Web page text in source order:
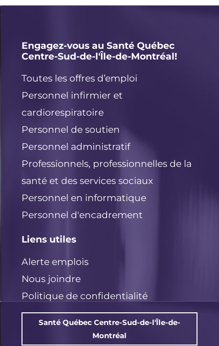
e
I
n
t
r
l
e
o
o
Engagez-vous au Santé Québec
Centre-Sud-de-l'Île-de-Montréal!
Toutes les offres d’emploi
Personnel infirmier et
cardiorespiratoire
Personnel de soutien
Personnel administratif
Professionnels, professionnelles de la
santé et des services sociaux
Personnel en informatique
Personnel d'encadrement
Liens utiles
Alerte emplois
Nous joindre
Politique de confidentialité
Santé Québec Centre-Sud-de-l'Île-de-
Montréal